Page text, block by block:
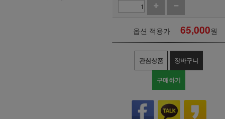
옵션 적용가 65,000원
관심상품 장바구니
구매하기